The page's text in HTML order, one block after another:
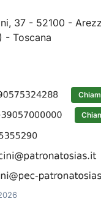
37 - 52100 -
- Toscana